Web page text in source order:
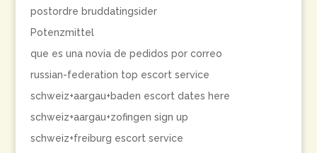
postordre bruddatingsider
Potenzmittel
que es una novia de pedidos por correo
russian-federation top escort service
schweiz+aargau+baden escort dates here
schweiz+aargau+zofingen sign up
schweiz+freiburg escort service